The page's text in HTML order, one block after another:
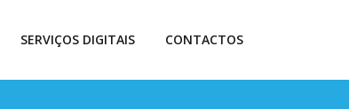
SERVIÇOS DIGITAIS CONTACTOS